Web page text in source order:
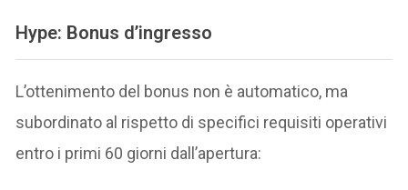
Hype: Bonus d’ingresso
L’ottenimento del bonus non è automatico, ma
subordinato al rispetto di specifici requisiti operativi
entro i primi 60 giorni dall’apertura: